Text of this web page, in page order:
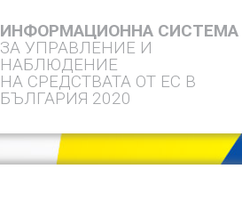
ИНФОРМАЦИОННА СИСТЕМА
ЗА УПРАВЛЕНИЕ И
НАБЛЮДЕНИЕ
НА СРЕДСТВАТА ОТ ЕС В
БЪЛГАРИЯ 2020